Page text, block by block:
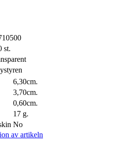
st.
6,30cm.
3,70cm.
0,60cm.
17 g.
No
av artikeln